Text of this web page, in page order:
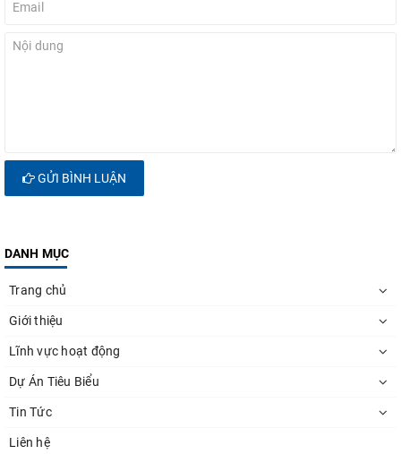
GỬI BÌNH LUẬN
DANH MỤC
Trang chủ
Giới thiệu
Lĩnh vực hoạt động
Dự Án Tiêu Biểu
Tin Tức
Liên hệ